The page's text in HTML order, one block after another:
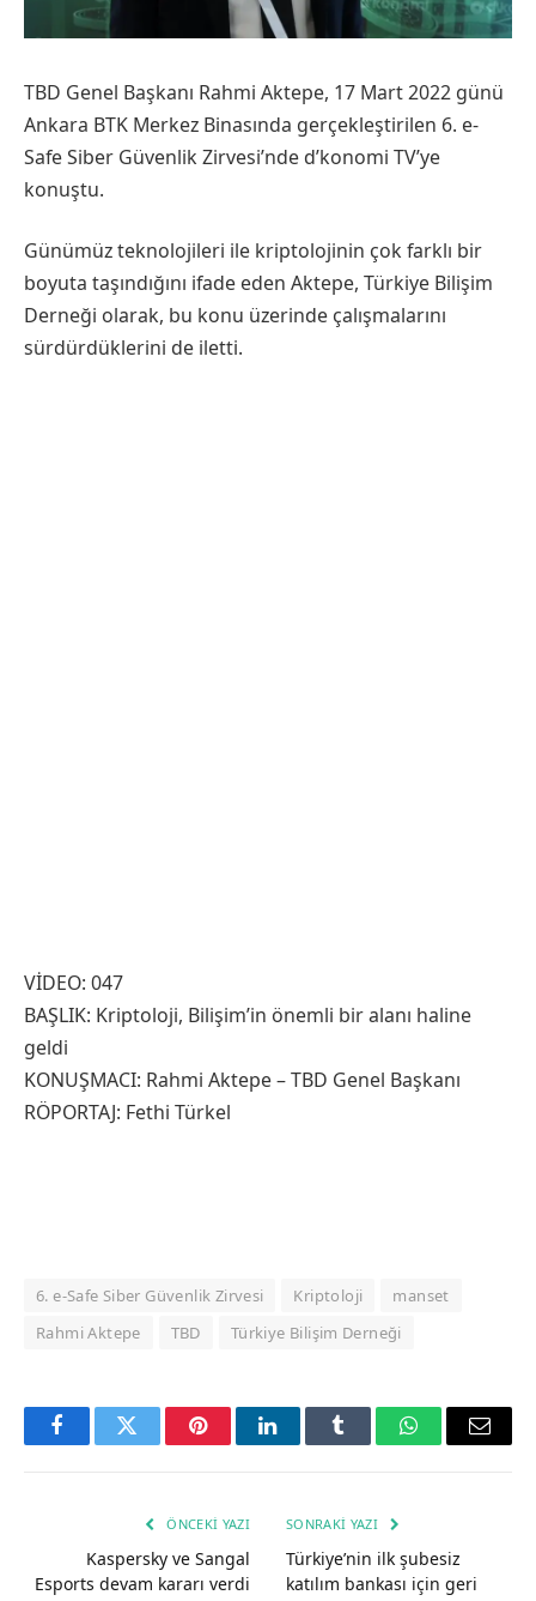
TBD Genel Başkanı Rahmi Aktepe, 17 Mart 2022 günü
Ankara BTK Merkez Binasında gerçekleştirilen 6. e-
Safe Siber Güvenlik Zirvesi’nde d’konomi TV’ye
konuştu.
Günümüz teknolojileri ile kriptolojinin çok farklı bir
boyuta taşındığını ifade eden Aktepe, Türkiye Bilişim
Derneği olarak, bu konu üzerinde çalışmalarını
sürdürdüklerini de iletti.
VİDEO: 047
BAŞLIK: Kriptoloji, Bilişim’in önemli bir alanı haline
geldi
KONUŞMACI: Rahmi Aktepe – TBD Genel Başkanı
RÖPORTAJ: Fethi Türkel
6. e-Safe Siber Güvenlik Zirvesi Kriptoloji
manset
Rahmi Aktepe
TBD Türkiye Bilişim Derneği
FacebookTwitter PinterestLinkedInTumblr WhatsAppEmail
ÖNCEKI YAZI
Kaspersky ve Sangal
Esports devam kararı verdi
SONRAKI YAZI
Türkiye’nin ilk şubesiz
katılım bankası için geri